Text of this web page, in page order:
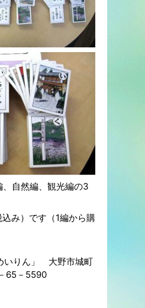
自然編、観光編の3
み）です（1編から購
りん」 大野市城町
65－5590